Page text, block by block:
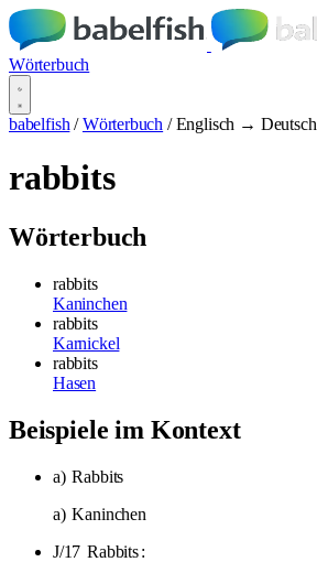
Wörterbuch
babelfish / Wörterbuch / Englisch → Deutsch
rabbits
Wörterbuch
rabbits
Kaninchen
rabbits
Karnickel
rabbits
Hasen
Beispiele im Kontext
a) Rabbits
a) Kaninchen
J/17 Rabbits: